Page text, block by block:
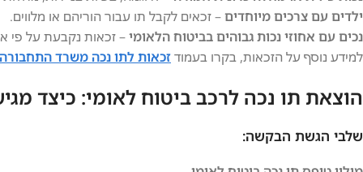
ילדים עם צרכים מיוחדים– זכאים לקבל תו עבור הוריהם או מלווים.
נכים עם אחוזי נכות גבוהים בביטוח הלאומי– זכאות נקבעת על פי
למידע נוסף על הזכאות, בקרו בעמודזכאות לתו נכה משרד התחבורה
הוצאת תו נכה לרכב ביטוח לאומי: כיצד
שלבי הגשת הבקשה: